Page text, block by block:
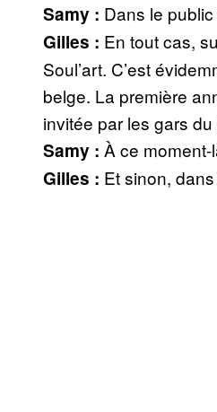
Samy : Dans le
Gilles : En tout cas,
Soul’art. C’est
belge. La première
invitée par les gars du
Samy : À ce moment-
Gilles : Et sinon,